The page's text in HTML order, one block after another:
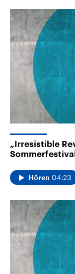
„Irresistible
Hören 04:23